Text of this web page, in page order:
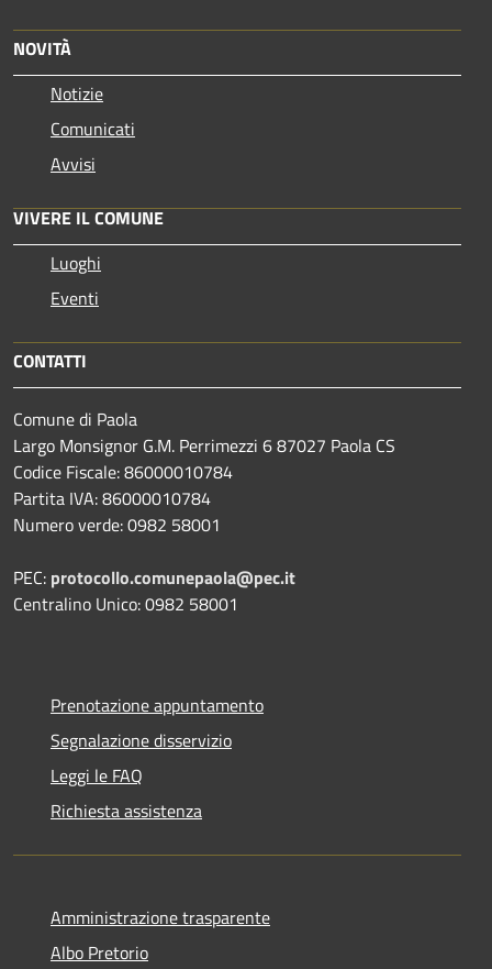
NOVITÀ
Notizie
Comunicati
Avvisi
VIVERE IL COMUNE
Luoghi
Eventi
CONTATTI
Comune di Paola
Largo Monsignor G.M. Perrimezzi 6 87027 Paola CS
Codice Fiscale: 86000010784
Partita IVA: 86000010784
Numero verde: 0982 58001
PEC: protocollo.comunepaola@pec.it
Centralino Unico: 0982 58001
Prenotazione appuntamento
Segnalazione disservizio
Leggi le FAQ
Richiesta assistenza
Amministrazione trasparente
Albo Pretorio